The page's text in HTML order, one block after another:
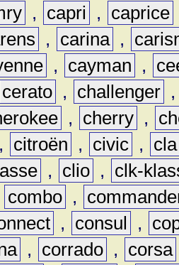
, capri , caprice
, carina ,
, cayman ,
cerato , challenger
, cherry ,
, citroën , civic ,
cla
, clio ,
clk-
combo ,
, consul ,
, corrado , corsa